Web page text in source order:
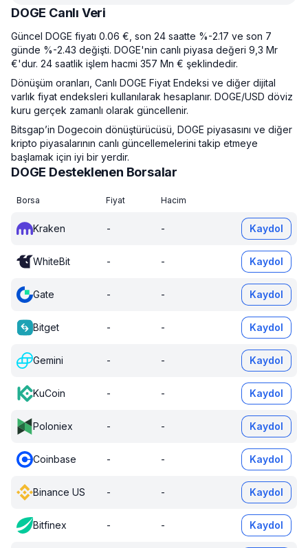
DOGE Canlı Veri
Güncel DOGE fiyatı 0.06 €, son 24 saatte %-2.17 ve son 7
günde %-2.43 değişti. DOGE'nin canlı piyasa değeri 9,3 Mr
€'dur. 24 saatlik işlem hacmi 357 Mn € şeklindedir.
Dönüşüm oranları, Canlı DOGE Fiyat Endeksi ve diğer dijital
varlık fiyat endeksleri kullanılarak hesaplanır. DOGE/USD döviz
kuru gerçek zamanlı olarak güncellenir.
Bitsgap’in Dogecoin dönüştürücüsü, DOGE piyasasını ve diğer
kripto piyasalarının canlı güncellemelerini takip etmeye
başlamak için iyi bir yerdir.
DOGE Desteklenen Borsalar
Borsa Fiyat Hacim
Kraken - - Kaydol
WhiteBit - - Kaydol
Gate - - Kaydol
Bitget - - Kaydol
Gemini - - Kaydol
KuCoin - - Kaydol
Poloniex - - Kaydol
Coinbase - - Kaydol
Binance US - - Kaydol
Bitfinex - - Kaydol